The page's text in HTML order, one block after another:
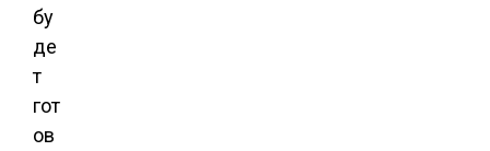
бу
де
т
гот
ов